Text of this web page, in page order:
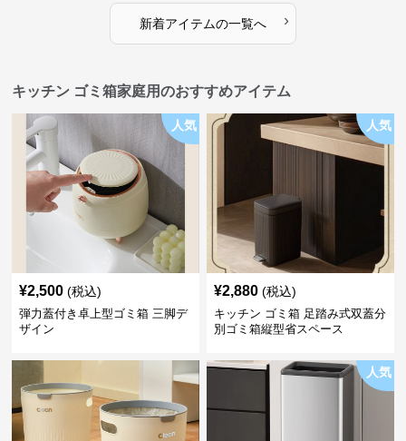
新着アイテムの一覧へ ›
キッチン ゴミ箱家庭用のおすすめアイテム
人気
¥2,500 (税込)
弾力蓋付き卓上型ゴミ箱 三脚デ
ザイン
人気
¥2,880 (税込)
キッチン ゴミ箱 足踏み式双蓋分
別ゴミ箱縦型省スペース
人気